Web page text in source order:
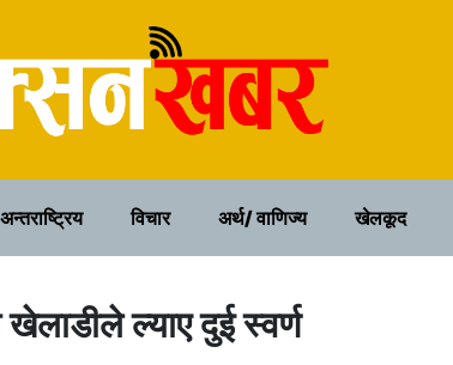
२२ साउन २०८३, शुक्रवार
अन्तराष्ट्रिय विचार अर्थ/ वाणिज्य खेलकूद
ल्याए दुई स्वर्ण